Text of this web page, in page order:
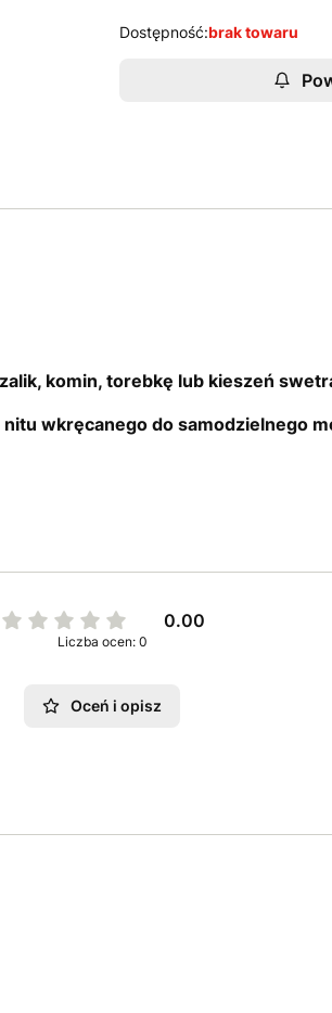
Dostępność:brak towaru
komin, torebkę lub kieszeń
wkręcanego do samodzielnego
0.00
Liczba ocen: 0
Oceń i opisz